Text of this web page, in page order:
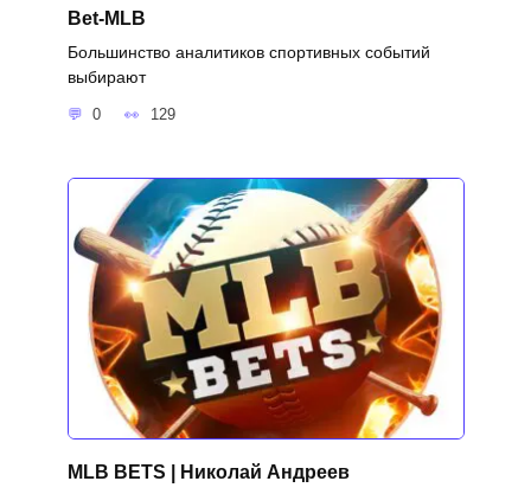
Bet-MLB
Большинство аналитиков спортивных событий
выбирают
0 129
MLB BETS | Николай Андреев